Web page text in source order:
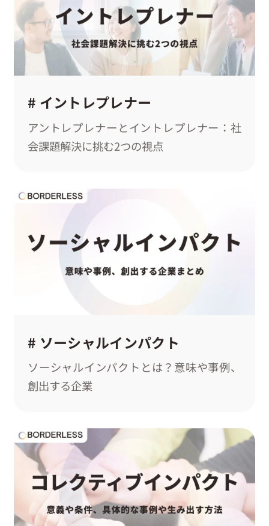
# イントレプレナー
アントレプレナーとイントレプレナー：社
会課題解決に挑む2つの視点
# ソーシャルインパクト
ソーシャルインパクトとは？意味や事例、
創出する企業